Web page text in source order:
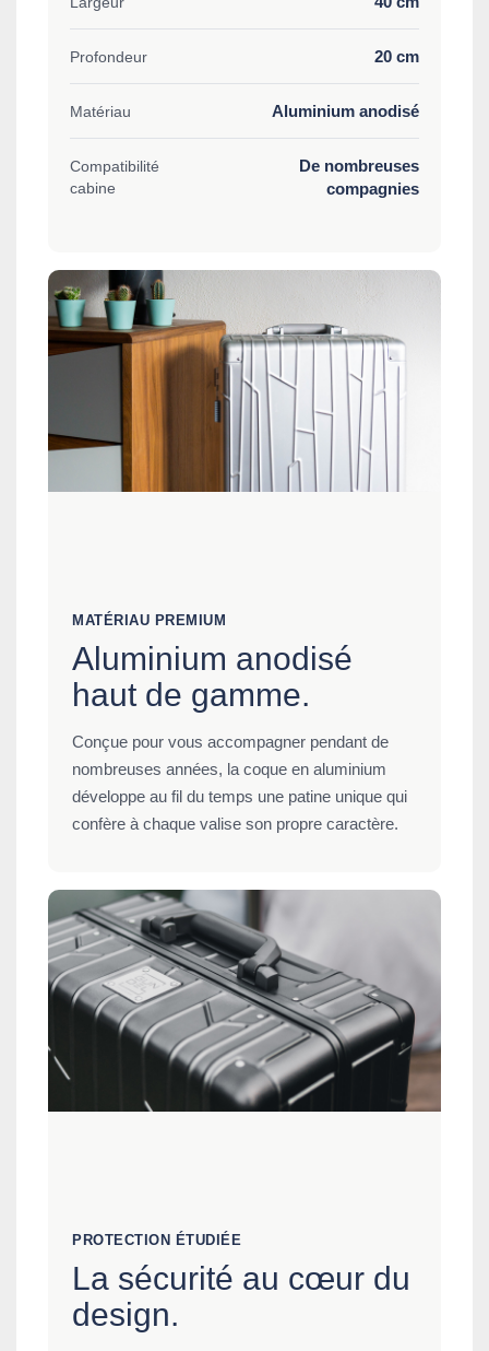
Profondeur 20 cm
Matériau Aluminium anodisé
Compatibilité
cabine
De nombreuses
compagnies
MATÉRIAU PREMIUM
Aluminium anodisé
haut de gamme.
Conçue pour vous accompagner pendant de
nombreuses années, la coque en aluminium
développe au fil du temps une patine unique qui
confère à chaque valise son propre caractère.
PROTECTION ÉTUDIÉE
La sécurité au cœur du
design.